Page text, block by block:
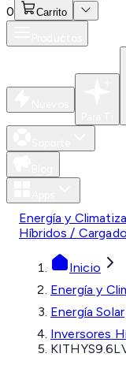
0 Carrito
Energía y
Híbridos /
Inicio
Energía y
Energía Solar
Inversores